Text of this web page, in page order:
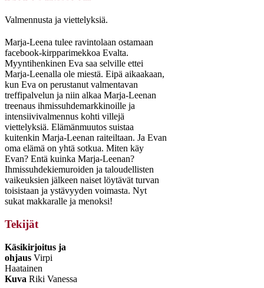
Valmennusta ja viettelyksiä.
Marja-Leena tulee ravintolaan ostamaan
facebook-kirpparimekkoa Evalta.
Myyntihenkinen Eva saa selville ettei
Marja-Leenalla ole miestä. Eipä aikaakaan,
kun Eva on perustanut valmentavan
treffipalvelun ja niin alkaa Marja-Leenan
treenaus ihmissuhdemarkkinoille ja
intensiivivalmennus kohti villejä
viettelyksiä. Elämänmuutos suistaa
kuitenkin Marja-Leenan raiteiltaan. Ja Evan
oma elämä on yhtä sotkua. Miten käy
Evan? Entä kuinka Marja-Leenan?
Ihmissuhdekiemuroiden ja taloudellisten
vaikeuksien jälkeen naiset löytävät turvan
toisistaan ja ystävyyden voimasta. Nyt
sukat makkaralle ja menoksi!
Tekijät
Käsikirjoitus ja
ohjaus Virpi
Haatainen
Kuva Riki Vanessa